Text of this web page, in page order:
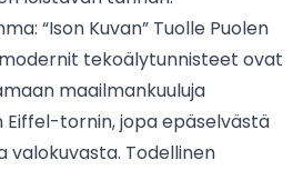
“Ison Kuvan” Tuolle Puolen
tekoälytunnisteet ovat
maailmankuuluja
Eiffel-tornin, jopa epäselvästä
valokuvasta. Todellinen